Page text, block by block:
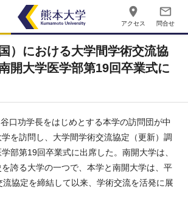
place
アクセス
mail_outline
問合せ
）における大学間学術交流協
開大学医学部第19回卒業式に
口功学長をはじめとする本学の訪問団が中
を訪問し、大学間学術交流協定（更新）調
部第19回卒業式に出席した。南開大学は、
誇る大学の一つで、本学と南開大学は、平
協定を締結して以来、学術交流を活発に展